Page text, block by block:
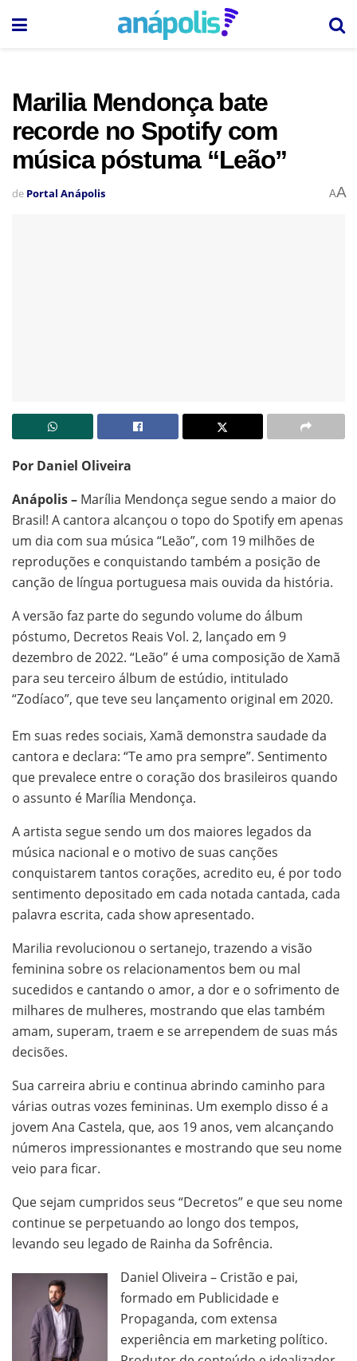
Marilia Mendonça bate
recorde no Spotify com
música póstuma “Leão”
de Portal Anápolis AA
Por Daniel Oliveira
Anápolis – Marília Mendonça segue sendo a maior do
Brasil! A cantora alcançou o topo do Spotify em apenas
um dia com sua música “Leão”, com 19 milhões de
reproduções e conquistando também a posição de
canção de língua portuguesa mais ouvida da história.
A versão faz parte do segundo volume do álbum
póstumo, Decretos Reais Vol. 2, lançado em 9
dezembro de 2022. “Leão” é uma composição de Xamã
para seu terceiro álbum de estúdio, intitulado
“Zodíaco”, que teve seu lançamento original em 2020.
Em suas redes sociais, Xamã demonstra saudade da
cantora e declara: “Te amo pra sempre”. Sentimento
que prevalece entre o coração dos brasileiros quando
o assunto é Marília Mendonça.
A artista segue sendo um dos maiores legados da
música nacional e o motivo de suas canções
conquistarem tantos corações, acredito eu, é por todo
sentimento depositado em cada notada cantada, cada
palavra escrita, cada show apresentado.
Marilia revolucionou o sertanejo, trazendo a visão
feminina sobre os relacionamentos bem ou mal
sucedidos e cantando o amor, a dor e o sofrimento de
milhares de mulheres, mostrando que elas também
amam, superam, traem e se arrependem de suas más
decisões.
Sua carreira abriu e continua abrindo caminho para
várias outras vozes femininas. Um exemplo disso é a
jovem Ana Castela, que, aos 19 anos, vem alcançando
números impressionantes e mostrando que seu nome
veio para ficar.
Que sejam cumpridos seus “Decretos” e que seu nome
continue se perpetuando ao longo dos tempos,
levando seu legado de Rainha da Sofrência.
Daniel Oliveira – Cristão e pai,
formado em Publicidade e
Propaganda, com extensa
experiência em marketing político.